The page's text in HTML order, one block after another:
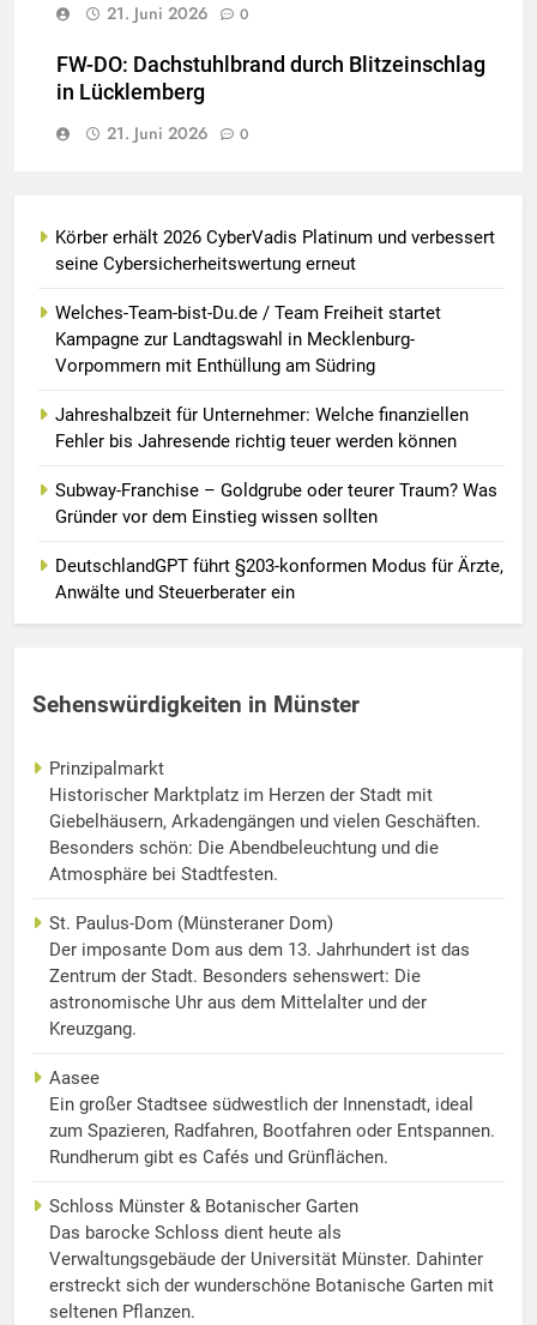
21. Juni 2026
0
FW-DO: Dachstuhlbrand durch Blitzeinschlag
in Lücklemberg
21. Juni 2026
0
Körber erhält 2026 CyberVadis Platinum und verbessert
seine Cybersicherheitswertung erneut
Welches-Team-bist-Du.de / Team Freiheit startet
Kampagne zur Landtagswahl in Mecklenburg-
Vorpommern mit Enthüllung am Südring
Jahreshalbzeit für Unternehmer: Welche finanziellen
Fehler bis Jahresende richtig teuer werden können
Subway-Franchise – Goldgrube oder teurer Traum? Was
Gründer vor dem Einstieg wissen sollten
DeutschlandGPT führt §203-konformen Modus für Ärzte,
Anwälte und Steuerberater ein
Sehenswürdigkeiten in Münster
Prinzipalmarkt
Historischer Marktplatz im Herzen der Stadt mit
Giebelhäusern, Arkadengängen und vielen Geschäften.
Besonders schön: Die Abendbeleuchtung und die
Atmosphäre bei Stadtfesten.
St. Paulus-Dom (Münsteraner Dom)
Der imposante Dom aus dem 13. Jahrhundert ist das
Zentrum der Stadt. Besonders sehenswert: Die
astronomische Uhr aus dem Mittelalter und der
Kreuzgang.
Aasee
Ein großer Stadtsee südwestlich der Innenstadt, ideal
zum Spazieren, Radfahren, Bootfahren oder Entspannen.
Rundherum gibt es Cafés und Grünflächen.
Schloss Münster & Botanischer Garten
Das barocke Schloss dient heute als
Verwaltungsgebäude der Universität Münster. Dahinter
erstreckt sich der wunderschöne Botanische Garten mit
seltenen Pflanzen.